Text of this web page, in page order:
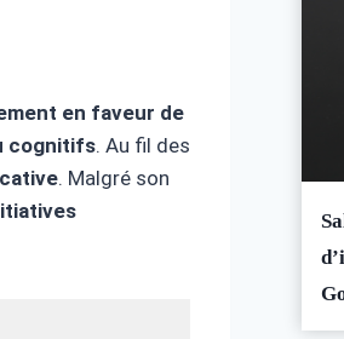
en faveur de
cognitifs. Au fil des
. Malgré son